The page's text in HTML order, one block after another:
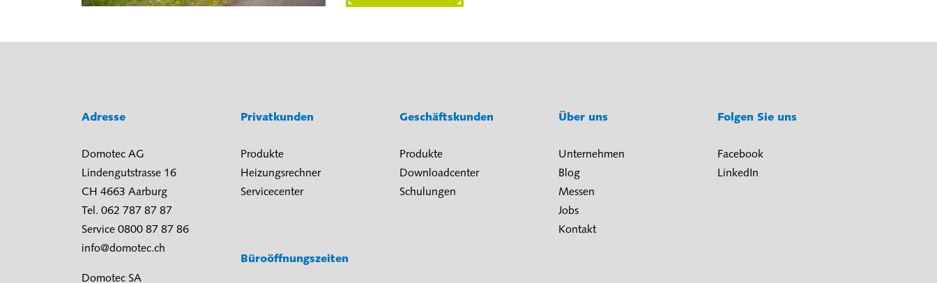
Adresse
Domotec AG
Lindengutstrasse 16
CH 4663 Aarburg
Tel. 062 787 87 87
Service 0800 87 87 86
info@domotec.ch
Domotec SA
Privatkunden
Produkte
Heizungsrechner
Servicecenter
Büroöffnungszeiten
Geschäftskunden
Produkte
Downloadcenter
Schulungen
Über uns
Unternehmen
Blog
Messen
Jobs
Kontakt
Folgen Sie uns
Facebook
LinkedIn